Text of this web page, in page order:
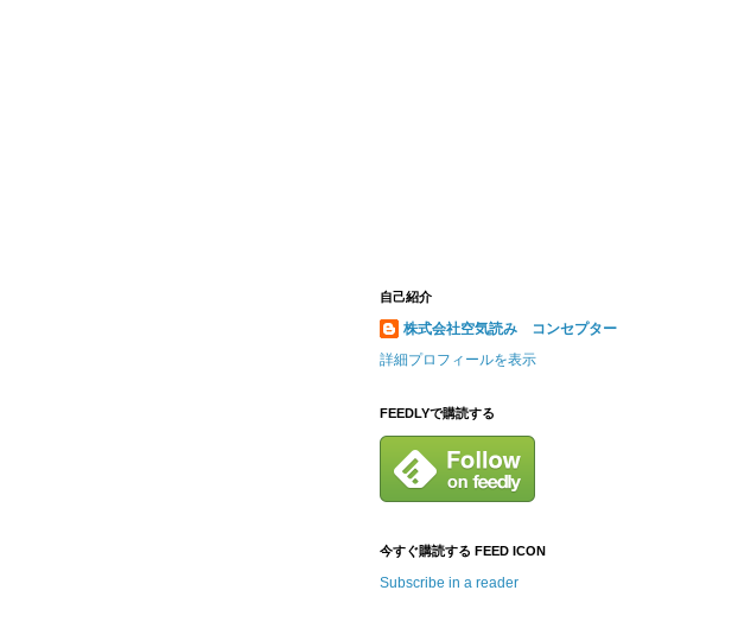
自己紹介
株式会社空気読み コンセプター
詳細プロフィールを表示
FEEDLYで購読する
今すぐ購読する FEED ICON
Subscribe in a reader